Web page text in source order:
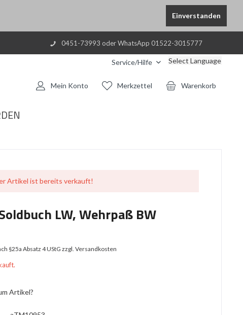
Einverstanden
0451-73993 oder WhatsApp 01522-3015777
Service/Hilfe Select Language
Warenkorb
Merkzettel
Mein Konto
Artikel ist bereits verkauft!
LW, Wehrpaß BW
§25a Absatz 4 UStGzzgl. Versandkosten
Artikel?